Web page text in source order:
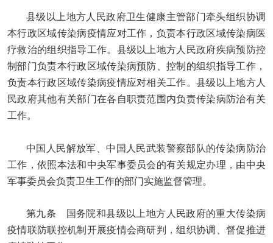
县级以上地方人民政府卫生健康主管部门牵头组织协调
本行政区域传染病疫情应对工作，负责本行政区域传染病医
疗救治的组织指导工作。县级以上地方人民政府疾病预防控
制部门负责本行政区域传染病预防、控制的组织指导工作，
负责本行政区域传染病疫情应对相关工作。县级以上地方人
民政府其他有关部门在各自职责范围内负责传染病防治有关
工作。
中国人民解放军、中国人民武装警察部队的传染病防治
工作，依照本法和中央军事委员会的有关规定办理，由中央
军事委员会负责卫生工作的部门实施监督管理。
第九条 国务院和县级以上地方人民政府的重大传染病
疫情联防联控机制开展疫情会商研判，组织协调、督促推进